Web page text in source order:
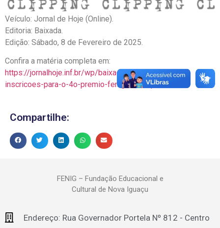
Veículo: Jornal de Hoje (Online).
Editoria: Baixada.
Edição: Sábado, 8 de Fevereiro de 2025.
Confira a matéria completa em:
https://jornalhoje.inf.br/wp/baixada/nova-iguacu-abre-
inscricoes-para-o-4o-premio-fenig-destaque/
Compartilhe:
FENIG – Fundação Educacional e
Cultural de Nova Iguaçu
Endereço: Rua Governador Portela Nº 812 - Centro